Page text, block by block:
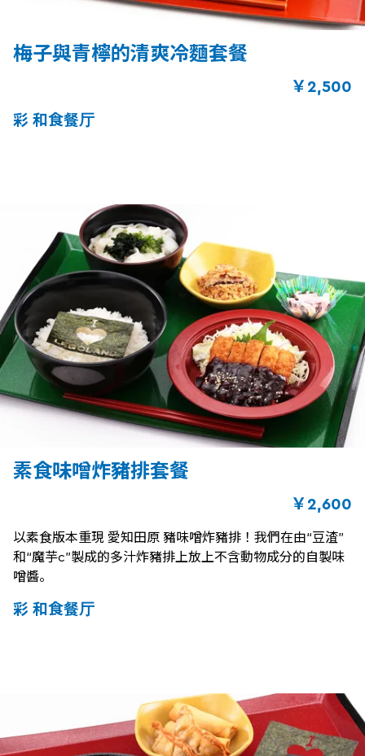
梅子與青檸的清爽冷麵套餐
￥2,500
彩 和食餐厅
素食味噌炸豬排套餐
￥2,600
以素食版本重現 愛知田原 豬味噌炸豬排！我們在由“豆渣”
和“魔芋c”製成的多汁炸豬排上放上不含動物成分的自製味
噌醬。
彩 和食餐厅